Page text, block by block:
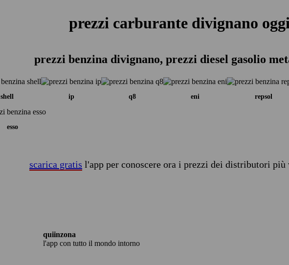
prezzi carburante divignano
prezzi benzina divignano, prezzi diesel gasolio
shell ip q8 eni repsol
esso
scarica gratis l'app per conoscere ora i prezzi dei distributori più
quiinzona
l'app con tutto il mondo intorno